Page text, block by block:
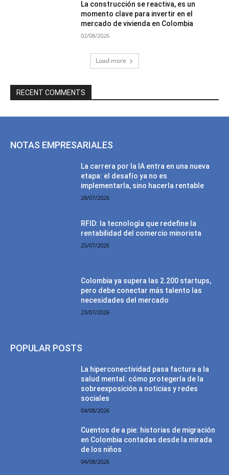
La construcción se reactiva, es un
momento clave para invertir en el
mercado de vivienda en Colombia
02/08/2026
Load more
RECENT COMMENTS
NOTAS EMPRESARIALES
La carrera por la IA entra en una nueva
etapa: el desafío ya no es
implementarla, sino hacerla rentable
28/07/2026
RFID: la tecnología que redefine la
rentabilidad del comercio minorista
25/07/2026
Colombia ya supera las 2.200 startups,
pero debe conectar más talento las
necesidades del mercado
23/07/2026
POPULAR POSTS
La hiperconectividad pasa factura a la
salud mental: cómo protegerla de la
sobreexposición a noticias y redes
sociales
04/08/2026
Cuentos de a pie: historias de migración
en Colombia contadas desde la mirada
de los niños
04/08/2026